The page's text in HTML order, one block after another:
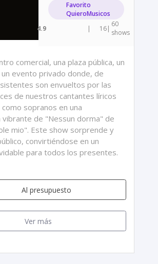
Favorito
QuieroMusicos
4.9
| 16| 60
shows
comercial, una plaza pública, un
evento privado donde, de
son envueltos por las
de nuestros cantantes líricos
sopranos en una
de "Nessun dorma" de
mio". Este show sorprende y
convirtiéndose en un
para todos los presentes.
Al presupuesto
Ver más